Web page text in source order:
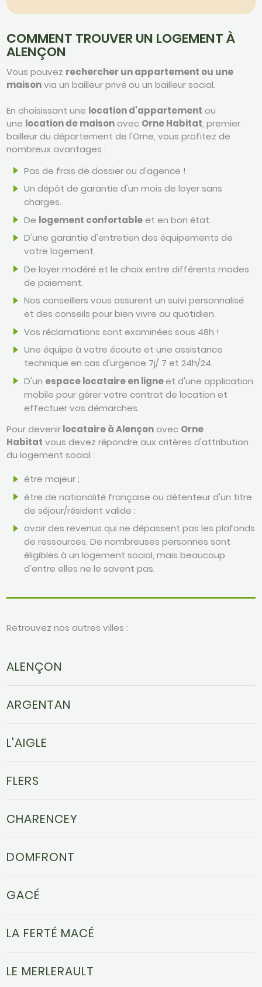
COMMENT TROUVER UN LOGEMENT À
ALENÇON
Vous pouvez rechercher un appartement ou une
maisonvia un bailleur privé ou un bailleur social.
En choisissant une location d'appartement ou
une location de maisonavec Orne Habitat, premier
bailleur du département de l'Orne, vous profitez de
nombreux avantages :
Pas de frais de dossier ou d'agence !
Un dépôt de garantie d'un mois de loyer sans
charges.
De logement confortableet en bon état.
D'une garantie d'entretien des équipements de
votre logement.
De loyer modéré et le choix entre différents modes
de paiement.
Nos conseillers vous assurent un suivi personnalisé
et des conseils pour bien vivre au quotidien.
Vos réclamations sont examinées sous 48h !
Une équipe à votre écoute et une assistance
technique en cas d'urgence 7j/ 7 et 24h/24.
D'un espace locataire en ligneet d'une application
mobile pour gérer votre contrat de location et
effectuer vos démarches.
Pour devenirlocataire à Alençonavec Orne
Habitat vous devez répondre aux critères d'attribution
du logement social :
être majeur ;
être de nationalité française ou détenteur d'un titre
de séjour/résident valide ;
avoir des revenus qui ne dépassent pas les plafonds
de ressources. De nombreuses personnes sont
éligibles à un logement social, mais beaucoup
d'entre elles ne le savent pas.
Retrouvez nos autres villes :
ALENÇON
ARGENTAN
L'AIGLE
FLERS
CHARENCEY
DOMFRONT
GACÉ
LA FERTÉ MACÉ
LE MERLERAULT